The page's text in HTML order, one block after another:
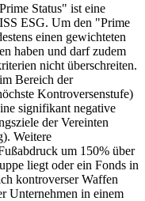
Status" ist eine
ESG. Um den "Prime
einen gewichteten
haben und darf zudem
nicht überschreiten.
Bereich der
Kontroversenstufe)
signifikant negative
der Vereinten
Weitere
um 150% über
liegt oder ein Fonds in
kontroverser Waffen
Unternehmen in einem